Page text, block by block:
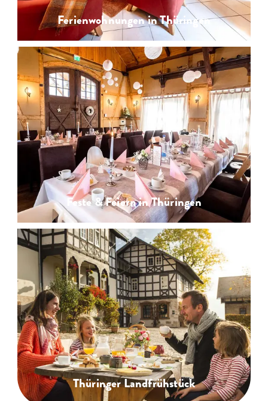
Ferienwohnungen in Thüringen
Feste & Feiern in Thüringen
Thüringer Landfrühstück